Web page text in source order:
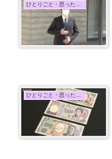
ひとりごと・思ったこと